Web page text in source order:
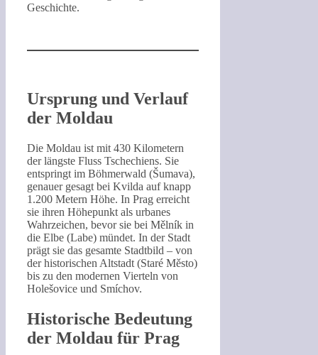
Geschichte.
Ursprung und Verlauf
der Moldau
Die Moldau ist mit 430 Kilometern
der längste Fluss Tschechiens. Sie
entspringt im Böhmerwald (Šumava),
genauer gesagt bei Kvilda auf knapp
1.200 Metern Höhe. In Prag erreicht
sie ihren Höhepunkt als urbanes
Wahrzeichen, bevor sie bei Mělník in
die Elbe (Labe) mündet. In der Stadt
prägt sie das gesamte Stadtbild – von
der historischen Altstadt (Staré Město)
bis zu den modernen Vierteln von
Holešovice und Smíchov.
Historische Bedeutung
der Moldau für Prag